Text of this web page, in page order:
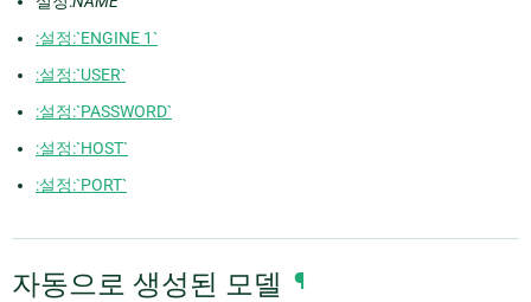
:설정:`ENGINE 1`
:설정:`USER`
:설정:`PASSWORD`
:설정:`HOST`
:설정:`PORT`
자동으로 생성된 모델 ¶